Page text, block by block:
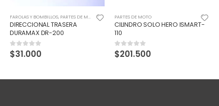
FAROLAS Y BOMBILLOS, PARTES DE MOTO
DIRECCIONAL TRASERA
DURAMAX DR-200
0out of 5
$31.000
PARTES DE MOTO
CILINDRO SOLO HERO ISMART-
110
0out of 5
$201.500